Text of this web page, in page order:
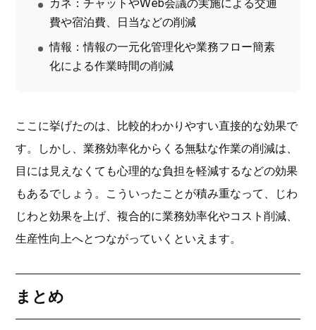
費や宿泊費、日当などの削減
情報：情報の一元化管理化や業務フロー簡素
化による作業時間の削減
ここに挙げたのは、比較的わかりやすい直接的な効果で
す。しかし、業務効率化からくる無駄な作業の削減は、
目には見えなくても心理的な負担を軽減するなどの効果
もあるでしょう。こういったことが積み重なって、じわ
じわと効果を上げ、複合的に業務効率化やコスト削減、
生産性向上へとつながっていくといえます。
まとめ